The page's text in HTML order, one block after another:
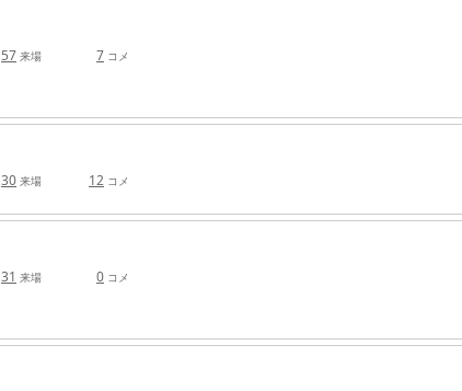
57 来場 7 コメ
30 来場 12 コメ
31 来場 0 コメ